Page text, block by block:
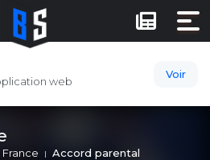
web
Voir
France Accord parental